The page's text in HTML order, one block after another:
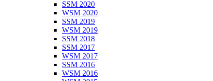
SSM 2020
WSM 2020
SSM 2019
WSM 2019
SSM 2018
SSM 2017
WSM 2017
SSM 2016
WSM 2016